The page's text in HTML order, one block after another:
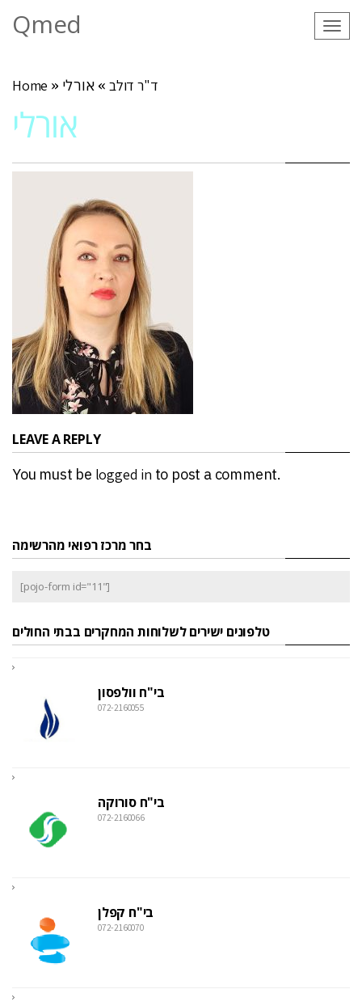
Qmed
Home » ד"ר דולב » אורלי
אורלי
LEAVE A REPLY
You must be logged in to post a comment.
בחר מרכז רפואי מהרשימה
[pojo-form id="11"]
טלפונים ישירים לשלוחות המחקרים בבתי החולים
בי"ח וולפסון
072-2160055
בי"ח סורוקה
072-2160066
בי"ח קפלן
072-2160070